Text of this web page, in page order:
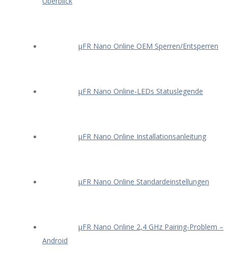
μFR Nano Online OEM Sperren/Entsperren
μFR Nano Online-LEDs Statuslegende
μFR Nano Online Installationsanleitung
μFR Nano Online Standardeinstellungen
μFR Nano Online 2,4 GHz Pairing-Problem –
Android